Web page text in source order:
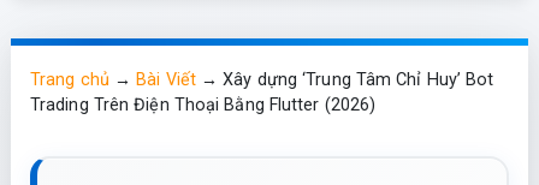
Trang chủ →Bài Viết→Xây dựng ‘Trung Tâm Chỉ Huy’ Bot
Trading Trên Điện Thoại Bằng Flutter (2026)